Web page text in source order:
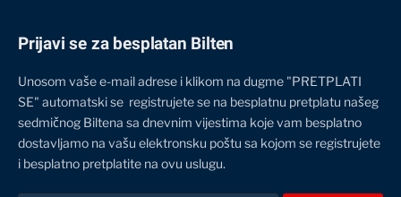
Prijavi se za besplatan Bilten
Unosom vaše e-mail adrese i klikom na dugme "PRETPLATI
SE" automatski se registrujete se na besplatnu pretplatu našeg
sedmičnog Biltena sa dnevnim vijestima koje vam besplatno
dostavljamo na vašu elektronsku poštu sa kojom se registrujete
i besplatno pretplatite na ovu uslugu.